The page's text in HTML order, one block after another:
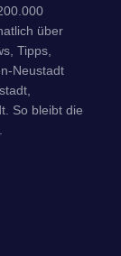
über
Tipps,
Neustadt
So bleibt die